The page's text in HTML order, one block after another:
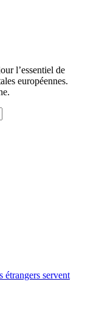
l’essentiel de
européennes.
étrangers servent